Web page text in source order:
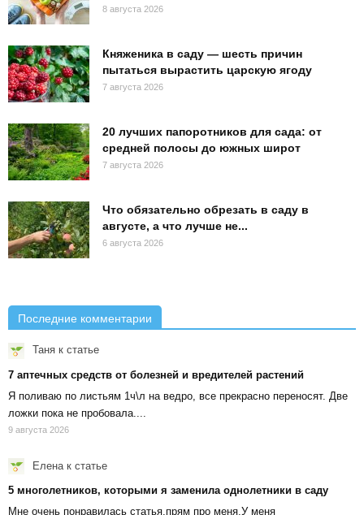
8 августа 2026
Княженика в саду — шесть причин
пытаться вырастить царскую ягоду
7 августа 2026
20 лучших папоротников для сада: от
средней полосы до южных широт
7 августа 2026
Что обязательно обрезать в саду в
августе, а что лучше не...
6 августа 2026
Последние комментарии
Таня к статье
7 аптечных средств от болезней и вредителей растений
Я поливаю по листьям 1ч\л на ведро, все прекрасно переносят. Две
ложки пока не пробовала....
9 августа 2026
Елена к статье
5 многолетников, которыми я заменила однолетники в саду
Мне очень понравилась статья,прям про меня.У меня